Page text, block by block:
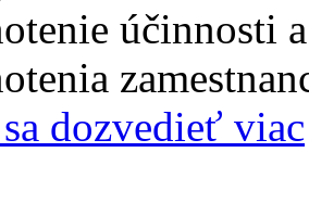
účinnosti
dozvedieť viac